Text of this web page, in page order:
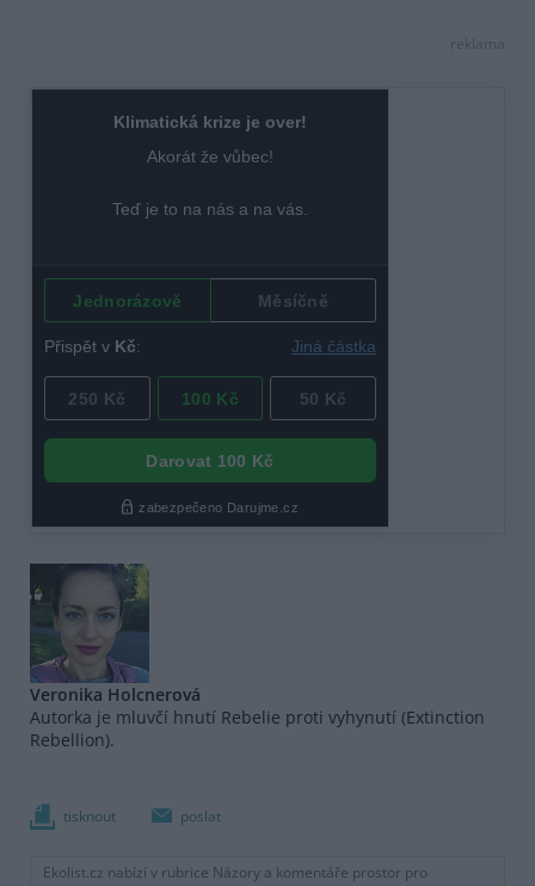
reklama
Veronika Holcnerová
Autorka je mluvčí hnutí Rebelie proti vyhynutí (Extinction
Rebellion).
tisknout poslat
Ekolist.cz nabízí v rubrice Názory a komentáře prostor pro